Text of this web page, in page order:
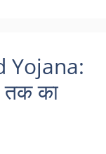
Yojana:
तक का